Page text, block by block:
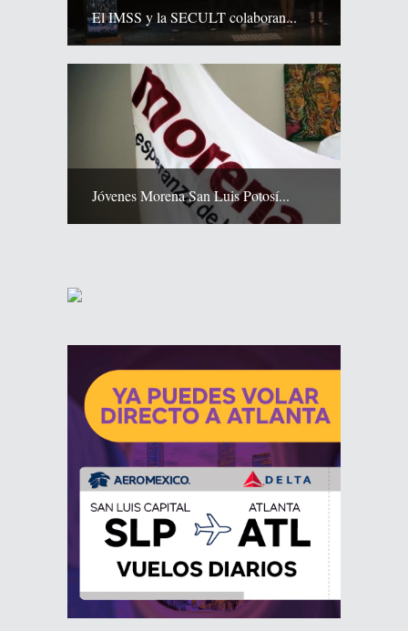
El IMSS y la SECULT colaboran...
Jóvenes Morena San Luis Potosí...